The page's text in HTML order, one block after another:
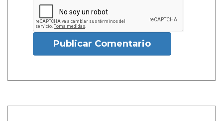
Publicar Comentario